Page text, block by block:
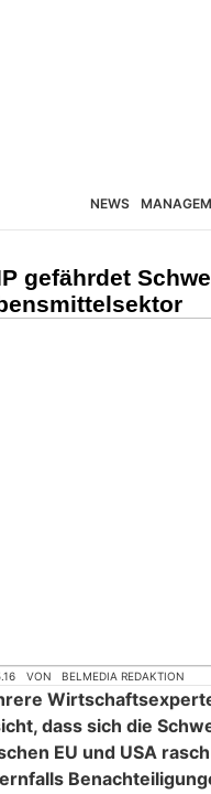
NEWS
gefährdet
VON BELMEDIA REDAKTION
dass sich die
EU und USA